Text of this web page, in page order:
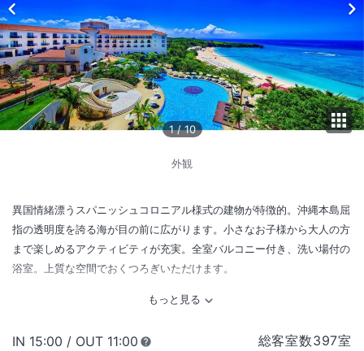
1 /10
外観
異国情緒漂うスパニッシュコロニアル様式の建物が特徴的。沖縄本島屈
指の透明度を誇る海が目の前に広がります。小さなお子様から大人の方
まで楽しめるアクティビティが充実。全室バルコニー付き、洗い場付の
浴室。上質な空間でおくつろぎいただけます。
総客室数397室
IN チェックイン
15:00 / OUT チェックアウト
11:00